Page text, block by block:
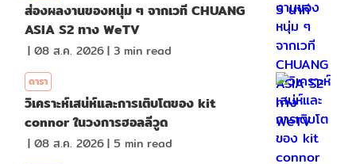
ส่องผลงานของหนุ่ม ๆ จากเวที CHUANG
ASIA S2 ทาง WeTV
| 08 ส.ค. 2026| 3 min read
ดารา
วิเคราะห์เสน่ห์และการเติบโตของ kit
connor ในวงการฮอลลีวูด
| 08 ส.ค. 2026| 5 min read